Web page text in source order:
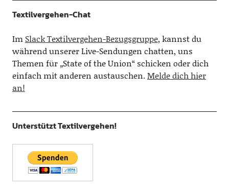
Textilvergehen-Chat
Im Slack Textilvergehen-Bezugsgruppe, kannst du
während unserer Live-Sendungen chatten, uns
Themen für „State of the Union“ schicken oder dich
einfach mit anderen austauschen.Melde dich hier
an!
Unterstützt Textilvergehen!